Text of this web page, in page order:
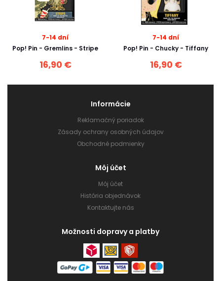
7-14 dní
Pop! Pin - Gremlins - Stripe
16,90 €
7-14 dní
Pop! Pin - Chucky - Tiffany
16,90 €
Informácie
Reklamačný poriadok
Zásady ochrany osobných údajov
Obchodné podmienky
Môj účet
Môj účet
História objednávok
Kontaktujte nás
Možnosti dopravy a platby